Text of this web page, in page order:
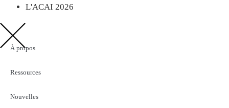
L'ACAI 2026
À propos
Ressources
Nouvelles